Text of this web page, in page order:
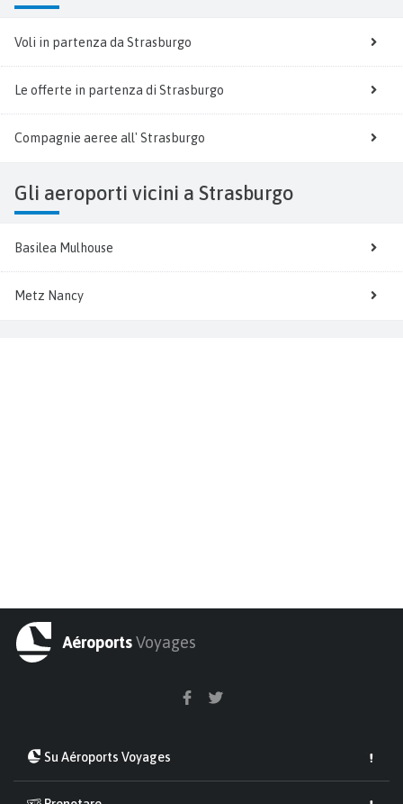
Voli in partenza da Strasburgo
Le offerte in partenza di Strasburgo
Compagnie aeree all' Strasburgo
Gli aeroporti vicini a Strasburgo
Basilea Mulhouse
Metz Nancy
AéroportsVoyages
Su Aéroports Voyages